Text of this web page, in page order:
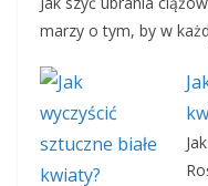
marzy o tym, by w